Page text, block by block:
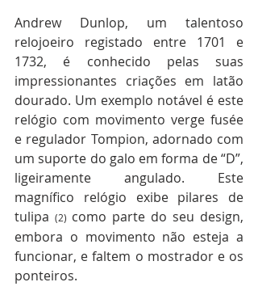
Andrew Dunlop, um talentoso
relojoeiro registado entre 1701 e
1732, é conhecido pelas suas
impressionantes criações em latão
dourado. Um exemplo notável é este
relógio com movimento verge fusée
e regulador Tompion, adornado com
um suporte do galo em forma de “D”,
ligeiramente angulado. Este
magnífico relógio exibe pilares de
tulipa (2) como parte do seu design,
embora o movimento não esteja a
funcionar, e faltem o mostrador e os
ponteiros.